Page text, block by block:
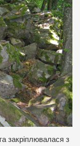
закріплювалася з